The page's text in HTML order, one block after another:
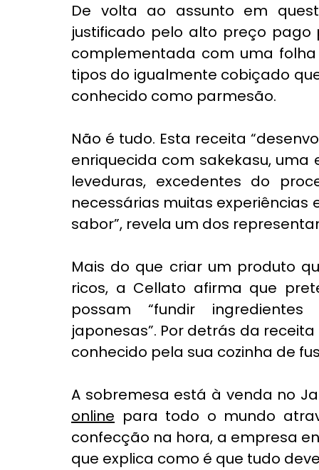
De volta ao assunto em
justificado pelo alto preço
complementada com uma
tipos do igualmente cobiçado
conhecido como parmesão.
Não é tudo. Esta receita
enriquecida com sakekasu,
leveduras, excedentes do
necessárias muitas
sabor”, revela um dos
Mais do que criar um produto
ricos, a Cellato afirma que
possam “fundir
japonesas”. Por detrás da
conhecido pela sua cozinha de
A sobremesa está à venda no
online para todo o mundo
confecção na hora, a empresa
que explica como é que tudo